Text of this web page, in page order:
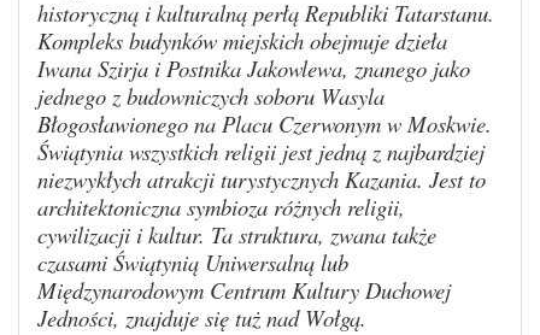
historyczną i kulturalną perłą Republiki Tatarstanu.
Kompleks budynków miejskich obejmuje dzieła
Iwana Szirja i Postnika Jakowlewa, znanego jako
jednego z budowniczych soboru Wasyla
Błogosławionego na Placu Czerwonym w Moskwie.
Świątynia wszystkich religii jest jedną z najbardziej
niezwykłych atrakcji turystycznych Kazania. Jest to
architektoniczna symbioza różnych religii,
cywilizacji i kultur. Ta struktura, zwana także
czasami Świątynią Uniwersalną lub
Międzynarodowym Centrum Kultury Duchowej
Jedności, znajduje się tuż nad Wołgą.